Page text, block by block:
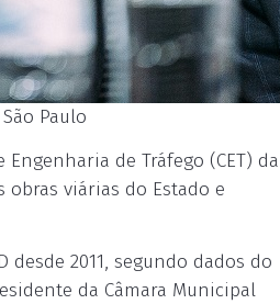
Paulo
de Tráfego (CET) da
viárias do Estado e
2011, segundo dados do
da Câmara Municipal